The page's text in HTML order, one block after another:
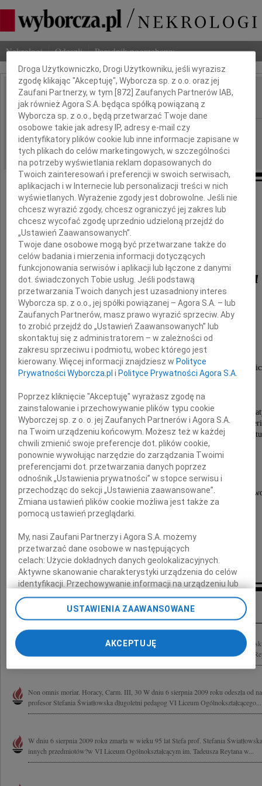
Nekrologi Odeszli Poradnik pogrzebowy
IMIĘ I NAZWISKO: Stefania Świątkowska
REGION: Warszawa
DATA EMISJI: 11.08.2009
Stefania Światłowska
"Stefa"
Filolog klasyczny,
podczas drugiej wojny światowej aktywna
tajnego nauczania młodzieży w Żyrardowie,
i wychowawca w liceach warszawskich.
W najbardziej zakłamanych latach polskiej
miała odwagę mówić prawdę i uczyła nas żyć
wedle dawnych wzorów rzymskiej prawości i
Zmarła 6 sierpnia 2009 roku w wieku lat 95.
Pozostajemy z wielkim szacunkiem dla Jej
- wychowankowie z Reytana,
maturzyści 1956
Kondolencje
Z wielkim smutkiem przyjęliśmy wiadomość o śmierci profesor Stefanii
Wychowawczyni naszych synów w VI Liceum Ogólnokształcącym im. Tadeusza
Non omnis moriar. Horacy, Carm. III, 30 W dniu 6 sierpnia 2009 roku odeszła od
profesor Stefania Światłowska długoletni pedagog VI Liceum Ogólnokształcącego...
W dniu 6 sierpnia 2009 roku zmarła w wieku 95 lat Stefa prof. Stefania
innych przedmiotów?w VI Liceum Ogólnokształcącym im. Tadeusza Reytana w...
Dbamy o Twoją prywatność
Droga Użytkowniczko, Drogi Użytkowniku, jeśli wyrazisz
zgodę klikając "Akceptuję", Wyborcza sp. z o.o. oraz jej
Zaufani Partnerzy, w tym [872] Zaufanych Partnerów IAB,
jak również Agora S.A. będąca spółką powiązaną z
Wyborcza sp. z o.o., będą przetwarzać Twoje dane
osobowe takie jak adresy IP, adresy e-mail czy
identyfikatory plików cookie lub inne informacje zapisane w
tych plikach do celów marketingowych, w szczególności
na potrzeby wyświetlania reklam dopasowanych do
Twoich zainteresowań i preferencji w swoich serwisach,
aplikacjach i w Internecie lub personalizacji treści w nich
wyświetlanych. Wyrażenie zgody jest dobrowolne. Jeśli nie
chcesz wyrazić zgody, chcesz ograniczyć jej zakres lub
chcesz wycofać zgodę uprzednio udzieloną przejdź do
„Ustawień Zaawansowanych”.
Twoje dane osobowe mogą być przetwarzane także do
celów badania i mierzenia informacji dotyczących
funkcjonowania serwisów i aplikacji lub łączone z danymi
dot. świadczonych Tobie usług. Jeśli podstawą
przetwarzania Twoich danych jest uzasadniony interes
Wyborcza sp. z o.o., jej spółki powiązanej – Agora S.A. – lub
Zaufanych Partnerów, masz prawo wyrazić sprzeciw. Aby
to zrobić przejdź do „Ustawień Zaawansowanych” lub
skontaktuj się z administratorem – w zależności od
zakresu sprzeciwu i podmiotu, wobec którego jest
kierowany. Więcej informacji znajdziesz wPolityce
Prywatności Wyborcza.pl iPolityce Prywatności Agora S.A.
Poprzez kliknięcie "Akceptuję" wyrażasz zgodę na
zainstalowanie i przechowywanie plików typu cookie
Wyborczej sp. z o. o. jej Zaufanych Partnerów i Agora S.A.
na Twoim urządzeniu końcowym. Możesz też w każdej
chwili zmienić swoje preferencje dot. plików cookie,
ponownie wywołując narzędzie do zarządzania Twoimi
preferencjami dot. przetwarzania danych poprzez
odnośnik „Ustawienia prywatności” w stopce serwisu i
przechodząc do sekcji „Ustawienia zaawansowane”.
Zmiana ustawień plików cookie możliwa jest także za
pomocą ustawień przeglądarki.
My, nasi Zaufani Partnerzy i Agora S.A. możemy
przetwarzać dane osobowe w następujących
celach:Użycie dokładnych danych geolokalizacyjnych.
Aktywne skanowanie charakterystyki urządzenia do celów
identyfikacji. Przechowywanie informacji na urządzeniu lub
dostęp do nich. Spersonalizowane reklamy i treści, pomiar
reklam i treści, badnie odbiorców i ulepszanie usług.
Lista Zaufanych Partnerów
USTAWIENIA ZAAWANSOWANE
AKCEPTUJĘ